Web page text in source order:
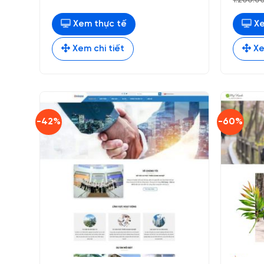
Xem thực tế
Xem chi tiết
-42% -60%